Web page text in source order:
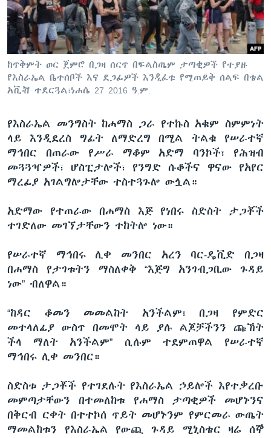
ቋንቋዎች
ከጥቅምት ወር ጀምሮ በጋዛ ሰርጥ በፍልስጤም ታጣቂዎች የተያዙ
የእስራኤል ቤተሰቦች እና ደጋፊዎች እንዲፈቱ የሚጠይቅ ሰልፍ በቴል
አቪቭ ተደርጓል፣ነሐሴ 27 2016 ዓ.ም.
የእስራኤል መንግስት ከሐማስ ጋራ የተኩስ አቁም ስምምነት
ላይ እንዲደረስ ግፊት ለማድረግ በሚል ትልቁ የሠራተኛ
ማኅበር በጠራው የሥራ ማቆም አድማ ባንኮች፣ የሕዝብ
መጓጓዣዎች፣ ሆስፒታሎች፣ የንግድ ሱቆችና ዋናው የአየር
ማረፊያ አገልግሎታቸው ተስተጓጉሎ ውሏል።
አድማው የተጠራው በሐማስ እጅ የነበሩ ስድስት ታጋቾች
ተገድለው መገኘታቸውን ተከትሎ ነው።
የሠራተኛ ማኅበሩ ሊቀ መንበር አረን ባር-ዴቪድ በጋዛ
በሐማስ የታገቱትን ማስለቀቅ “እጅግ አንገብጋቢው ጉዳይ
ነው” ብለዋል።
“ከዳር ቆመን መመልከት አንችልም፣ በጋዛ የምድር
መተላለፊያ ውስጥ በመሞት ላይ ያሉ ልጆቻችንን ጩኸት
ችላ ማለት አንችልም” ሲሉም ተደምጠዋል የሠራተኛ
ማኅበሩ ሊቀ መንበር።
ስድስቱ ታጋቾች የተገደሉት የእስራኤል ኃይሎች እየተቃረቡ
መምጣታቸውን በተመለከቱ የሐማስ ታጣቂዎች መሆኑንና
በቅርብ ርቀት በተተኮሰ ጥይት መሆኑንም የምርመራ ውጤት
ማመልከቱን የእስራኤል የውጪ ጉዳይ ሚኒስቴር ዛሬ ሰኞ